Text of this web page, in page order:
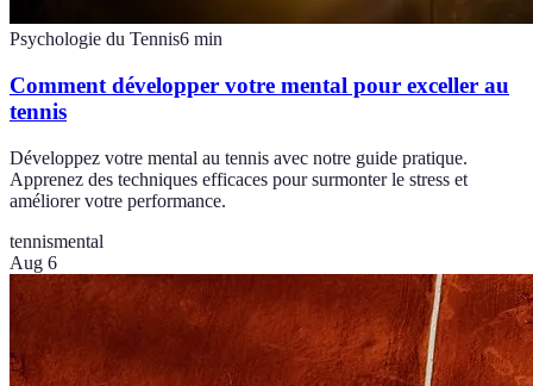
Psychologie du Tennis6 min
Comment développer votre mental pour exceller au
tennis
Développez votre mental au tennis avec notre guide pratique.
Apprenez des techniques efficaces pour surmonter le stress et
améliorer votre performance.
tennismental
Aug 6